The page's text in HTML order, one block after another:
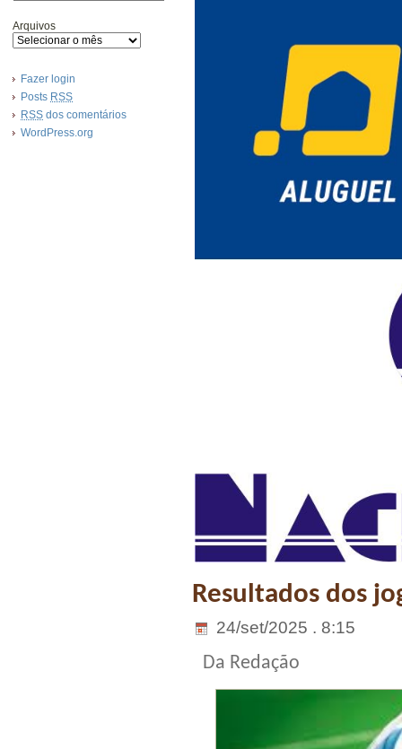
Arquivos
Fazer login
Posts RSS
RSS dos comentários
WordPress.org
Resultados dos
24/set/2025 . 8:15
Da Redação